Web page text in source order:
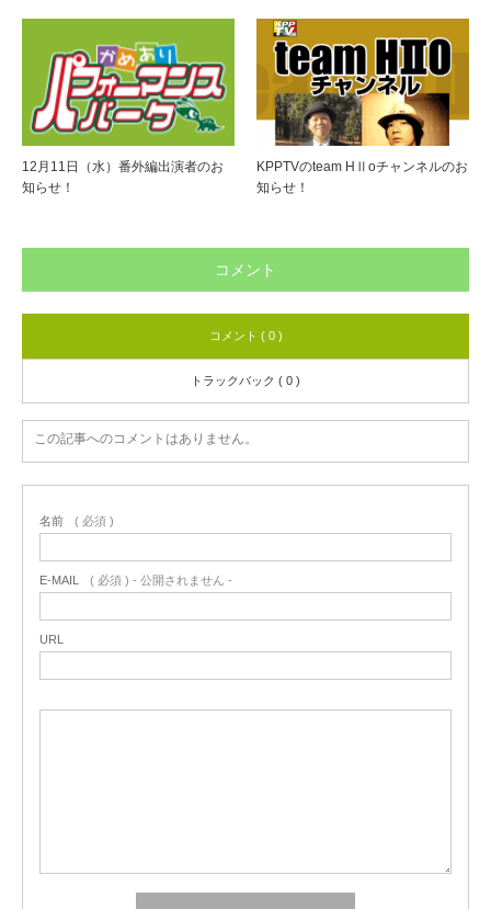
12月11日（水）番外編出演者のお
知らせ！
KPPTVのteam HⅡoチャンネルのお
知らせ！
コメント
コメント ( 0 )
トラックバック ( 0 )
この記事へのコメントはありません。
名前 ( 必須 )
E-MAIL ( 必須 ) - 公開されません -
URL